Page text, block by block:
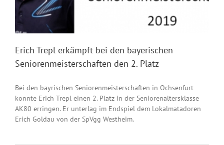
Erich Trepl erkämpft bei den bayerischen
Seniorenmeisterschaften den 2. Platz
Bei den bayrischen Seniorenmeisterschaften in Ochsenfurt
konnte Erich Trepl einen 2. Platz in der Seniorenaltersklasse
AK80 erringen. Er unterlag im Endspiel dem Lokalmatadoren
Erich Goldau von der SpVgg Westheim.